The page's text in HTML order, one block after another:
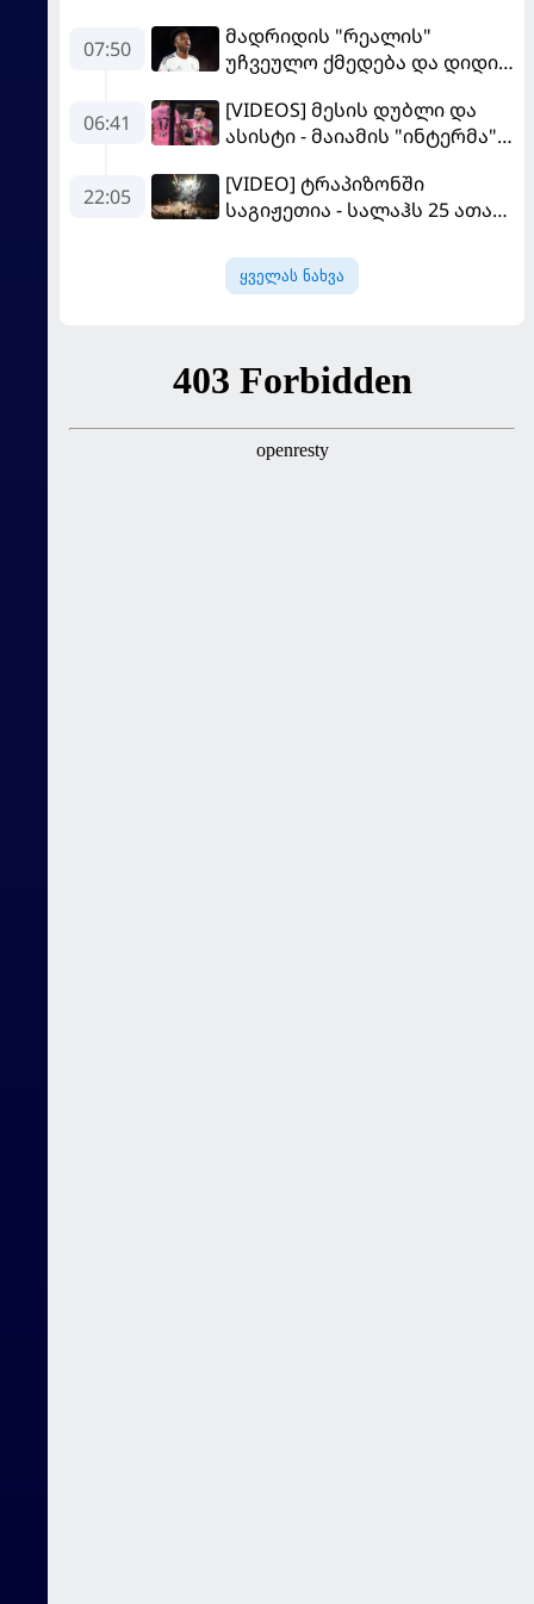
07:50
მადრიდის "რეალის"
უჩვეულო ქმედება და დიდი
მომავალი გადაწყდა
06:41
[VIDEOS] მესის დუბლი და
ასისტი - მაიამის "ინტერმა"
22:05
[VIDEO] ტრაპიზონში
საგიჟეთია - სალაჰს 25 ათასი
ყველას ნახვა